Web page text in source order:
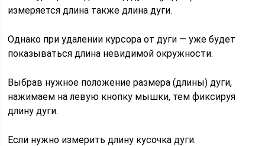
измеряется длина также длина дуги.
Однако при удалении курсора от дуги — уже будет
показываться длина невидимой окружности.
Выбрав нужное положение размера (длины) дуги,
нажимаем на левую кнопку мышки, тем фиксируя
длину дуги.
Если нужно измерить длину кусочка дуги.